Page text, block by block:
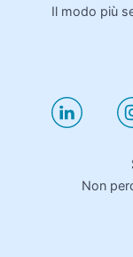
Il modo più
Non